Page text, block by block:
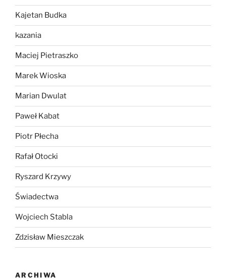
Kajetan Budka
kazania
Maciej Pietraszko
Marek Wioska
Marian Dwulat
Paweł Kabat
Piotr Płecha
Rafał Otocki
Ryszard Krzywy
Świadectwa
Wojciech Stabla
Zdzisław Mieszczak
ARCHIWA